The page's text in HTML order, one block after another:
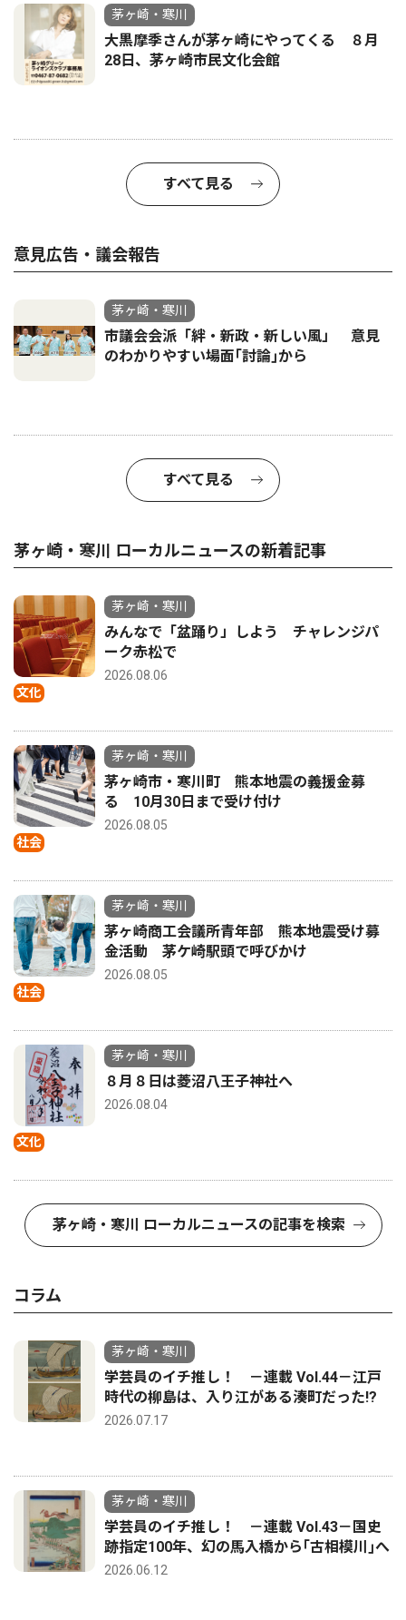
茅ヶ崎・寒川
大黒摩季さんが茅ヶ崎にやってくる ８月
28日、茅ヶ崎市民文化会館
すべて見る
意見広告・議会報告
茅ヶ崎・寒川
市議会会派「絆・新政・新しい風」 意見
のわかりやすい場面｢討論｣から
すべて見る
茅ヶ崎・寒川 ローカルニュースの新着記事
文化
茅ヶ崎・寒川
みんなで「盆踊り」しよう チャレンジパ
ーク赤松で
2026.08.06
社会
茅ヶ崎・寒川
茅ヶ崎市・寒川町 熊本地震の義援金募
る 10月30日まで受け付け
2026.08.05
社会
茅ヶ崎・寒川
茅ヶ崎商工会議所青年部 熊本地震受け募
金活動 茅ケ崎駅頭で呼びかけ
2026.08.05
文化
茅ヶ崎・寒川
８月８日は菱沼八王子神社へ
2026.08.04
茅ヶ崎・寒川 ローカルニュースの記事を検索
コラム
茅ヶ崎・寒川
学芸員のイチ推し！ －連載 Vol.44－江戸
時代の柳島は、入り江がある湊町だった!?
2026.07.17
茅ヶ崎・寒川
学芸員のイチ推し！ －連載 Vol.43－国史
跡指定100年、幻の馬入橋から｢古相模川｣へ
2026.06.12